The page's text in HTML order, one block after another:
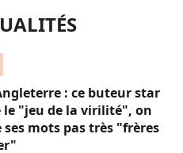
: ce buteur star
le "jeu de la virilité", on
ses mots pas très "frères